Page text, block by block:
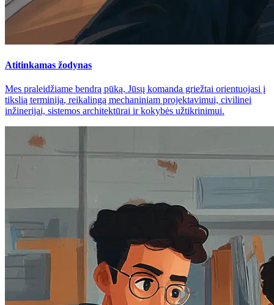
Atitinkamas žodynas
Mes praleidžiame bendrą pūką. Jūsų komanda griežtai orientuojasi į
tikslią terminiją, reikalingą mechaniniam projektavimui, civilinei
inžinerijai, sistemos architektūrai ir kokybės užtikrinimui.